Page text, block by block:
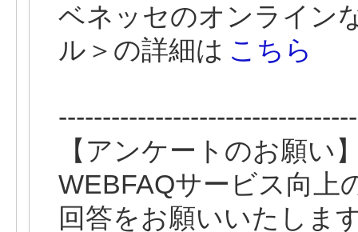
ベネッセのオンライン
ル＞の詳細は こちら
【アンケートのお願い
WEBFAQサービス向上
回答をお願いいたしま